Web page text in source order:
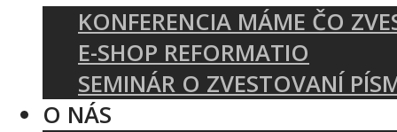
KONFERENCIA MÁME ČO
E-SHOP REFORMATIO
SEMINÁR O ZVESTOVANÍ
O NÁS